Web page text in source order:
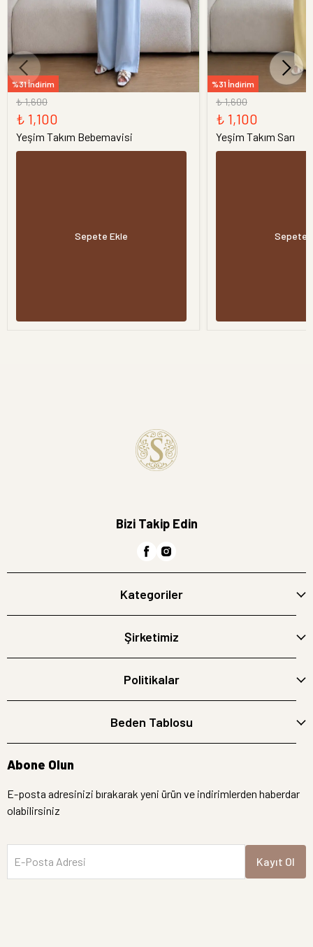
%31 İndirim
₺ 1,600
₺ 1,100
Yeşim Takım Bebemavisi
Sepete Ekle
%31 İndirim
₺ 1,600
₺ 1,100
Yeşim Takım Sarı
Sepete
Bizi Takip Edin
Kategoriler
Şirketimiz
Politikalar
Beden Tablosu
Abone Olun
E-posta adresinizi bırakarak yeni ürün ve indirimlerden haberdar
olabilirsiniz
E-Posta Adresi Kayıt Ol